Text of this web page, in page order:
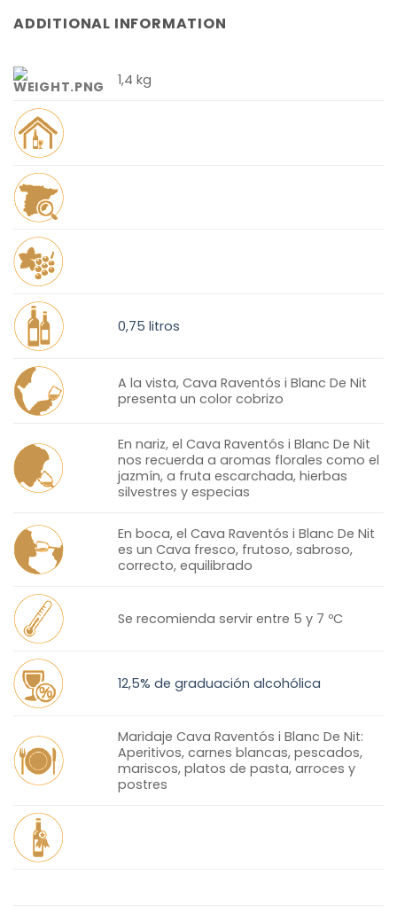
ADDITIONAL INFORMATION
1,4 kg
0,75 litros
A la vista, Cava Raventós i Blanc De Nit
presenta un color cobrizo
En nariz, el Cava Raventós i Blanc De Nit
nos recuerda a aromas florales como el
jazmín, a fruta escarchada, hierbas
silvestres y especias
En boca, el Cava Raventós i Blanc De Nit
es un Cava fresco, frutoso, sabroso,
correcto, equilibrado
Se recomienda servir entre 5 y 7 ºC
12,5% de graduación alcohólica
Maridaje Cava Raventós i Blanc De Nit:
Aperitivos, carnes blancas, pescados,
mariscos, platos de pasta, arroces y
postres